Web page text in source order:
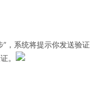
，系统将提示你发送验证
。